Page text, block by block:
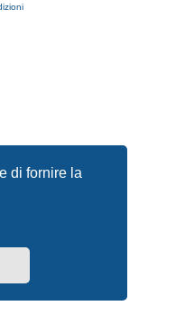
di fornire la